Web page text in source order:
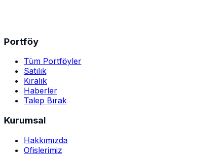
Portföy
Tüm Portföyler
Satılık
Kiralık
Haberler
Talep Bırak
Kurumsal
Hakkımızda
Ofislerimiz